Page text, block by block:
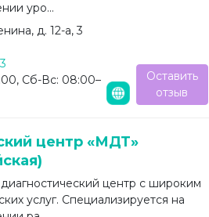
уро...
д. 12-а, 3
Сб-Вс: 08:00–
Оставить
отзыв
центр «МДТ»
центр с широким
услуг. Специализируется на